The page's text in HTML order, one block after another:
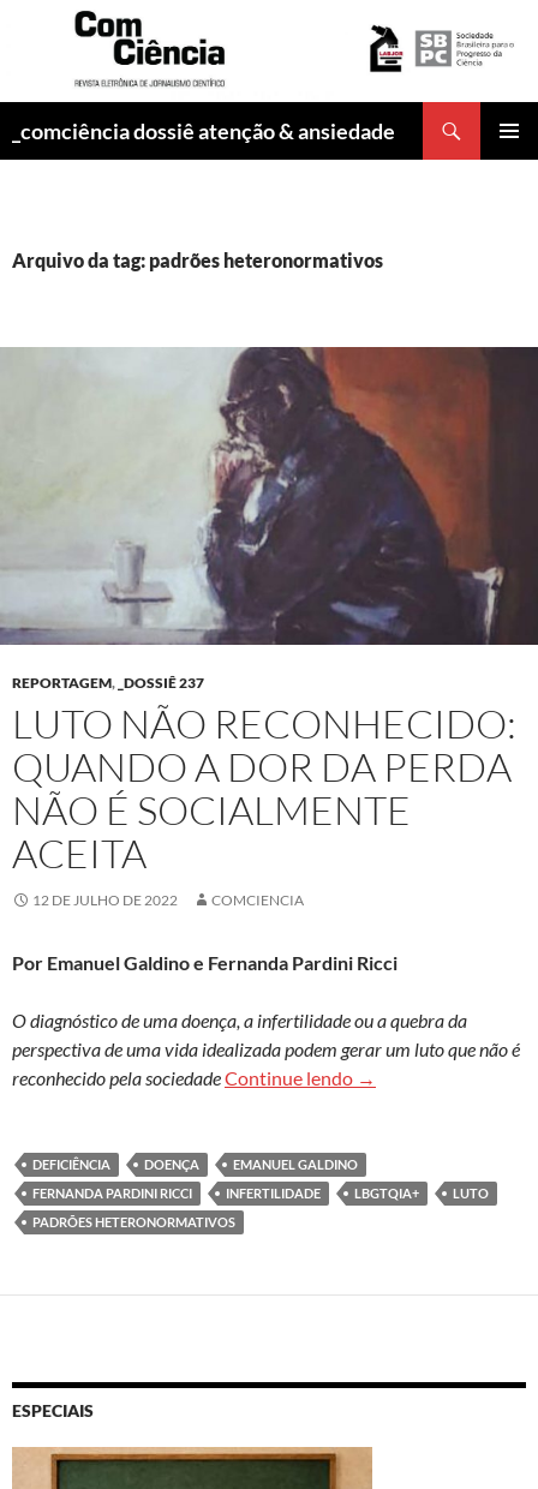
_comciência dossiê atenção & ansiedade
Arquivo da tag: padrões heteronormativos
REPORTAGEM, _DOSSIÊ 237
LUTO NÃO RECONHECIDO:
QUANDO A DOR DA PERDA
NÃO É SOCIALMENTE
ACEITA
12 DE JULHO DE 2022 COMCIENCIA
Por Emanuel Galdino e Fernanda Pardini Ricci
O diagnóstico de uma doença, a infertilidade ou a quebra da
perspectiva de uma vida idealizada podem gerar um luto que não é
reconhecido pela sociedadeContinue lendo Luto não
→
DEFICIÊNCIA DOENÇA
EMANUEL GALDINO
FERNANDA PARDINI RICCI
INFERTILIDADE LBGTQIA+
LUTO
PADRÕES HETERONORMATIVOS
ESPECIAIS